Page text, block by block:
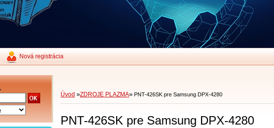
Nová registrácia
Úvod »ZDROJE PLAZMA» PNT-426SK pre Samsung DPX-4280
PNT-426SK pre Samsung DPX-4280